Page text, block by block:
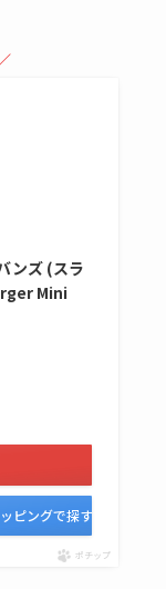
トのウル
品切れ？
所調査
グ販売終了
？売って
の代用品
ージュー
ニで売っ
局やイオン
めや効果
ンズ (スラ
Mini
ピングで探す
ポチップ